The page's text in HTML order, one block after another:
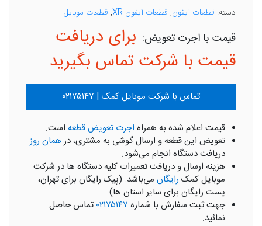
دسته: قطعات آیفون, قطعات آیفون XR , قطعات موبایل
برای دریافت
قیمت با شرکت تماس بگیرید
تماس با شرکت موبایل کمک | ۰۲۱۷۵۱۴۷
قیمت اعلام شده به همراه اجرت تعویض قطعه است.
تعویض این قطعه و ارسال گوشی به مشتری، درهمان روز
دریافت دستگاه انجام می‌شود.
هزینه ارسال و دریافت تعمیرات کلیه دستگاه ها در شرکت
موبایل کمک رایگان می‌باشد. (پیک رایگان برای تهران،
پست رایگان برای سایر استان ها)
جهت ثبت سفارش با شماره ۰۲۱۷۵۱۴۷ تماس حاصل
نمائید.